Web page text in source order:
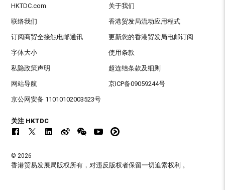
HKTDC.com 关于我们
联络我们 香港贸发局流动应用程式
订阅商贸全接触电邮通讯 更新您的香港贸发局电邮订阅
字体大小 使用条款
私隐政策声明 超连结条款及细则
网站导航 京ICP备09059244号
京公网安备 11010102003523号
关注 HKTDC
© 2026
香港贸易发展局版权所有，对违反版权者保留一切追索权利 。